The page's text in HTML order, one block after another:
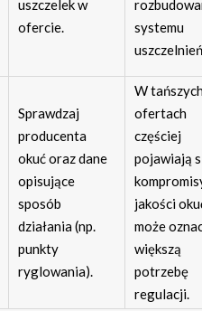
uszczelek w
ofercie.
systemu
Sprawdzaj
producenta
okuć oraz dane
opisujące
sposób
działania (np.
punkty
ryglowania).
W
ofertach
częściej
pojawiają
jakości
może
większą
potrzebę
regulacji.